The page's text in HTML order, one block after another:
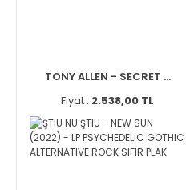
TONY ALLEN - SECRET ...
Fiyat : 2.538,00 TL